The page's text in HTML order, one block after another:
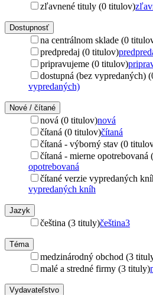
zľavnené tituly (0 titulov)
Dostupnosť
na centrálnom sklade (0
predpredaj (0 titulov)
pripravujeme (0 titulov)
dostupná (bez vypredaných)
vypredaných)
Nové / čítané
nová (0 titulov)nová
čítaná (0 titulov)čítaná
čítaná - výborný stav (0
čítaná - mierne opotrebovaná
opotrebovaná
čítané verzie vypredaných
vypredaných kníh
Jazyk
čeština (3 tituly)čeština3
Téma
medzinárodný obchod (3
malé a stredné firmy (3 tituly)
Vydavateľstvo